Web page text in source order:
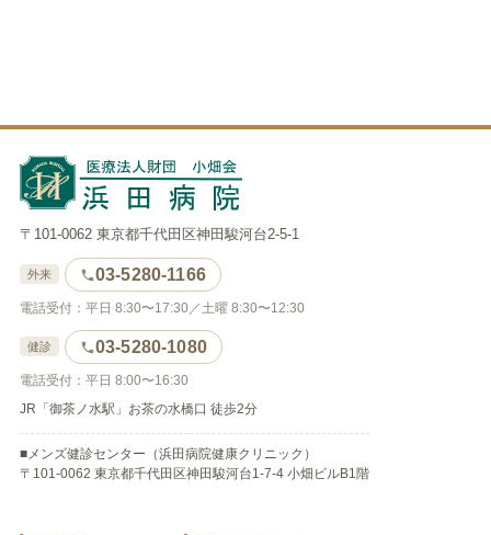
〒101-0062 東京都千代田区神田駿河台2-5-1
外来 03-5280-1166
電話受付：平日 8:30〜17:30／土曜 8:30〜12:30
健診 03-5280-1080
電話受付：平日 8:00〜16:30
JR「御茶ノ水駅」お茶の水橋口 徒歩2分
■メンズ健診センター（浜田病院健康クリニック）
〒101-0062 東京都千代田区神田駿河台1-7-4 小畑ビルB1階